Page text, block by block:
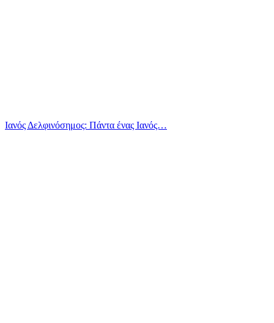
Ιανός Δελφινόσημος: Πάντα ένας Ιανός…